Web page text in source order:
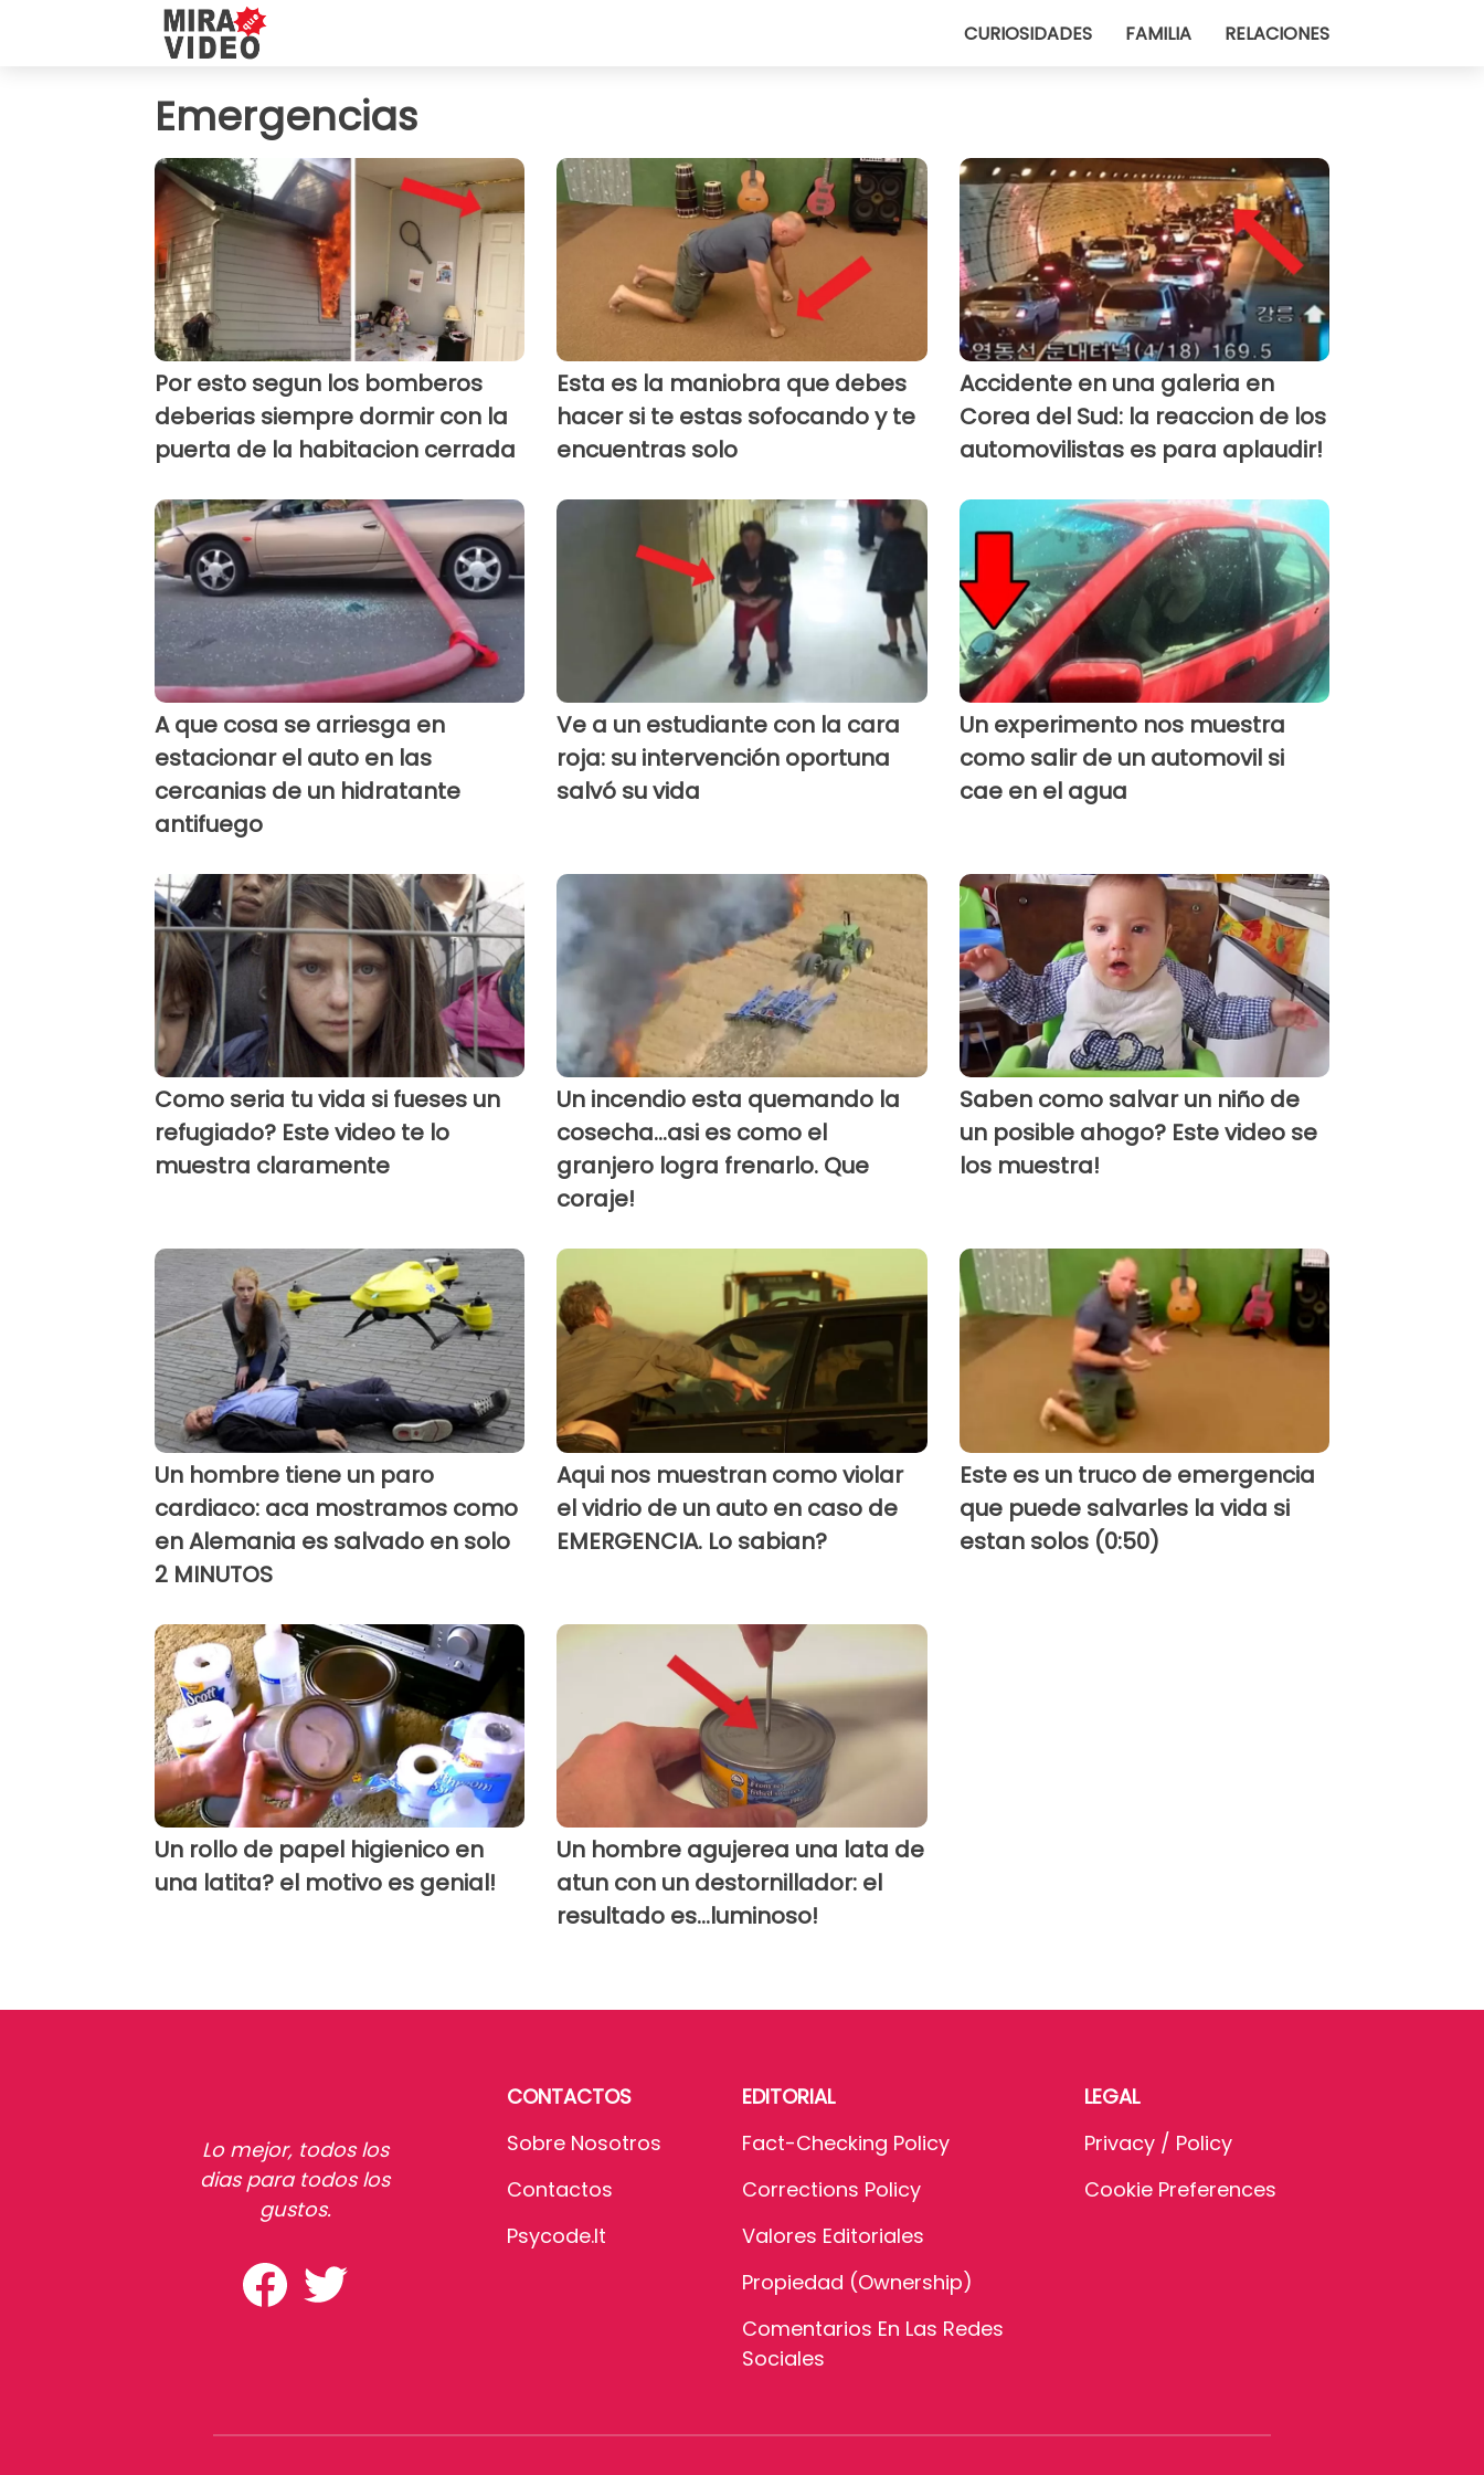
CURIOSIDADES FAMILIA RELACIONES
Emergencias
Por esto segun los bomberos
deberias siempre dormir con la
puerta de la habitacion cerrada
Esta es la maniobra que debes
hacer si te estas sofocando y te
encuentras solo
Accidente en una galeria en
Corea del Sud: la reaccion de los
automovilistas es para aplaudir!
A que cosa se arriesga en
estacionar el auto en las
cercanias de un hidratante
antifuego
Ve a un estudiante con la cara
roja: su intervención oportuna
salvó su vida
Un experimento nos muestra
como salir de un automovil si
cae en el agua
Como seria tu vida si fueses un
refugiado? Este video te lo
muestra claramente
Un incendio esta quemando la
cosecha...asi es como el
granjero logra frenarlo. Que
coraje!
Saben como salvar un niño de
un posible ahogo? Este video se
los muestra!
Un hombre tiene un paro
cardiaco: aca mostramos como
en Alemania es salvado en solo
2 MINUTOS
Aqui nos muestran como violar
el vidrio de un auto en caso de
EMERGENCIA. Lo sabian?
Este es un truco de emergencia
que puede salvarles la vida si
estan solos (0:50)
Un rollo de papel higienico en
una latita? el motivo es genial!
Un hombre agujerea una lata de
atun con un destornillador: el
resultado es...luminoso!
Lo mejor, todos los
dias para todos los
gustos.
CONTACTOS
Sobre Nosotros
Contactos
Psycode.it
EDITORIAL
Fact-Checking Policy
Corrections Policy
Valores Editoriales
Propiedad (Ownership)
Comentarios En Las Redes
Sociales
LEGAL
Privacy / Policy
Cookie Preferences